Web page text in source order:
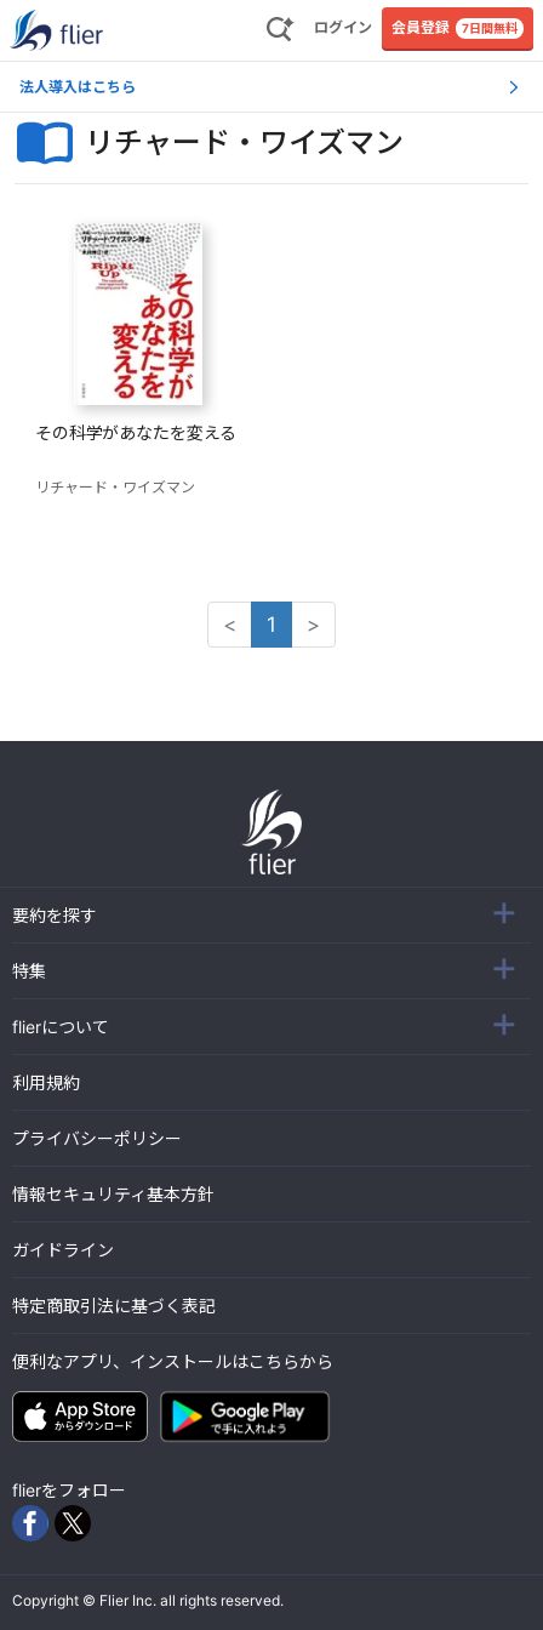
ログイン 会員登録 7日間無料
法人導入はこちら
リチャード・ワイズマン
その科学があなたを変える
リチャード・ワイズマン
< 1 >
要約を探す
特集
flierについて
利用規約
プライバシーポリシー
情報セキュリティ基本方針
ガイドライン
特定商取引法に基づく表記
便利なアプリ、インストールはこちらから
flierをフォロー
Copyright © Flier Inc. all rights reserved.